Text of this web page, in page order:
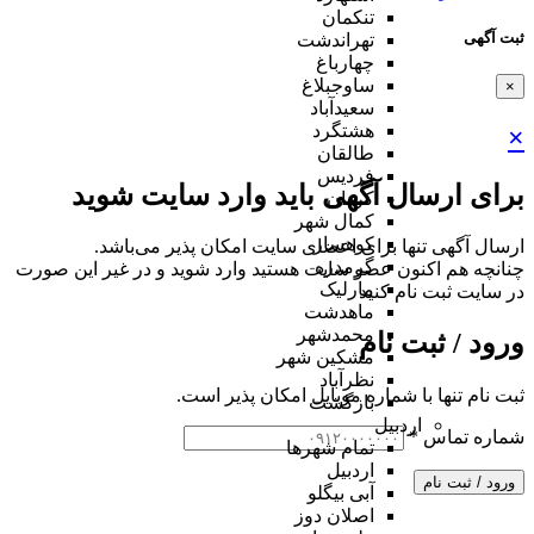
ثبت آگهی
×
×
برای ارسال آگهی باید وارد سایت شوید
ارسال آگهی تنها برای اعضای سایت امکان پذیر می‌باشد.
چنانچه هم‌ اکنون عضو سایت هستید وارد شوید و در غیر این صورت
در سایت ثبت نام کنید
ورود / ثبت نام
ثبت نام تنها با شماره موبایل امکان پذیر است.
شماره تماس*
ورود / ثبت نام
تنکمان
تهراندشت
چهارباغ
ساوجبلاغ
سعیدآباد
هشتگرد
طالقان
فردیس
کردان
کمال شهر
کوهسار
گرمدره
مارلیک
ماهدشت
محمدشهر
مشکین شهر
نظرآباد
بازگشت
اردبیل
تمام شهر‌ها
اردبیل
آبی بیگلو
اصلان دوز